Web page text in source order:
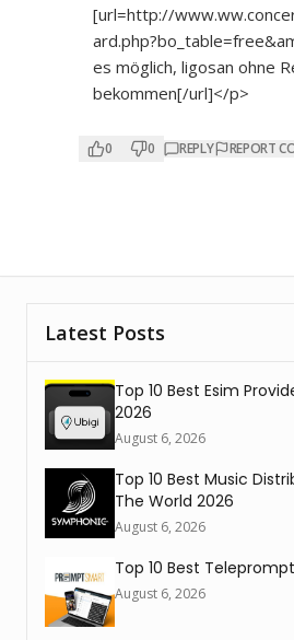
[url=http://
es möglich, ligosan ohne
bekommen[/url]</p>
0 0 REPLY REPORT
Latest Posts
Top 10 Best Esim
2026
August 6, 2026
Top 10 Best Music
The World 2026
August 6, 2026
Top 10 Best
August 6, 2026